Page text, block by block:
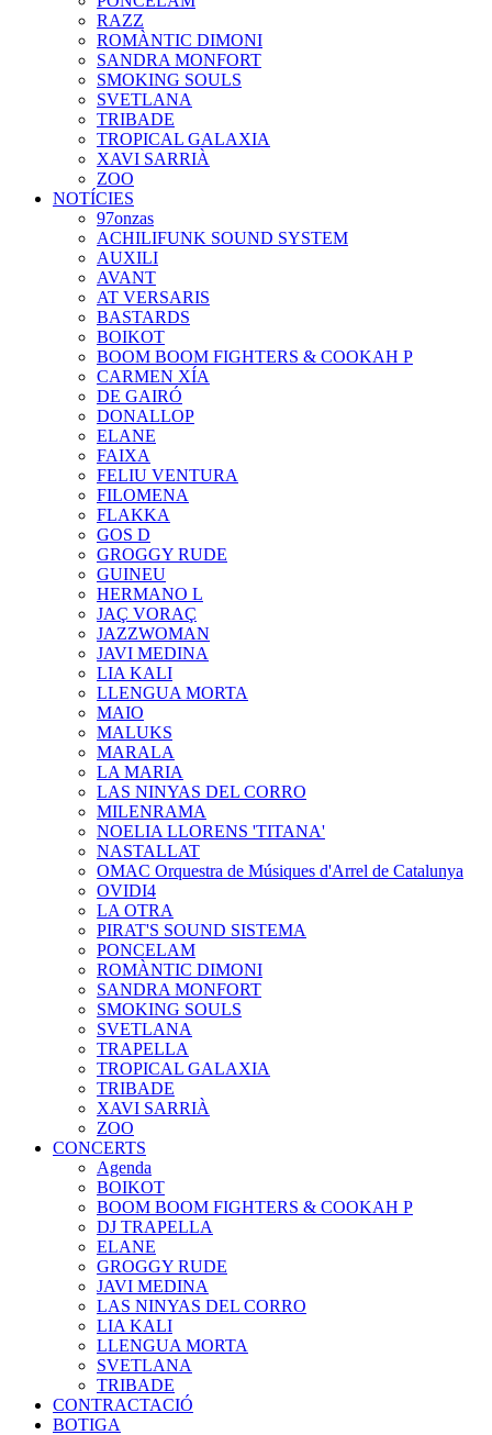
RAZZ
ROMÀNTIC DIMONI
SANDRA MONFORT
SMOKING SOULS
SVETLANA
TRIBADE
TROPICAL GALAXIA
XAVI SARRIÀ
ZOO
NOTÍCIES
97onzas
ACHILIFUNK SOUND SYSTEM
AUXILI
AVANT
AT VERSARIS
BASTARDS
BOIKOT
BOOM BOOM FIGHTERS & COOKAH P
CARMEN XÍA
DE GAIRÓ
DONALLOP
ELANE
FAIXA
FELIU VENTURA
FILOMENA
FLAKKA
GOS D
GROGGY RUDE
GUINEU
HERMANO L
JAÇ VORAÇ
JAZZWOMAN
JAVI MEDINA
LIA KALI
LLENGUA MORTA
MAIO
MALUKS
MARALA
LA MARIA
LAS NINYAS DEL CORRO
MILENRAMA
NOELIA LLORENS 'TITANA'
NASTALLAT
OMAC Orquestra de Músiques d'Arrel de Catalunya
OVIDI4
LA OTRA
PIRAT'S SOUND SISTEMA
PONCELAM
ROMÀNTIC DIMONI
SANDRA MONFORT
SMOKING SOULS
SVETLANA
TRAPELLA
TROPICAL GALAXIA
TRIBADE
XAVI SARRIÀ
ZOO
CONCERTS
Agenda
BOIKOT
BOOM BOOM FIGHTERS & COOKAH P
DJ TRAPELLA
ELANE
GROGGY RUDE
JAVI MEDINA
LAS NINYAS DEL CORRO
LIA KALI
LLENGUA MORTA
SVETLANA
TRIBADE
CONTRACTACIÓ
BOTIGA